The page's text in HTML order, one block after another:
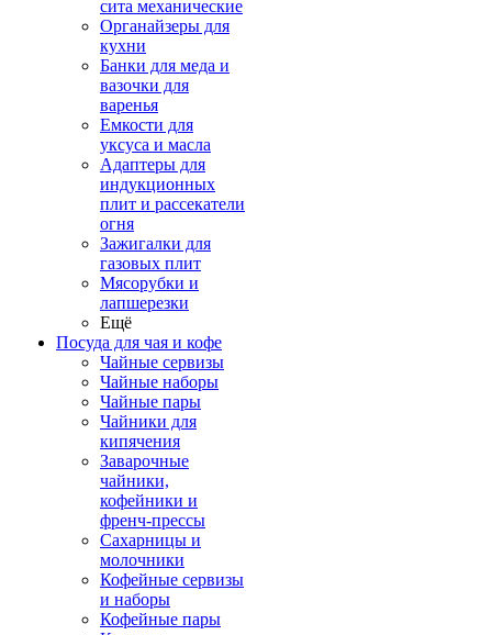
сита механические
Органайзеры для
кухни
Банки для меда и
вазочки для
варенья
Емкости для
уксуса и масла
Адаптеры для
индукционных
плит и рассекатели
огня
Зажигалки для
газовых плит
Мясорубки и
лапшерезки
Ещё
Посуда для чая и кофе
Чайные сервизы
Чайные наборы
Чайные пары
Чайники для
кипячения
Заварочные
чайники,
кофейники и
френч-прессы
Сахарницы и
молочники
Кофейные сервизы
и наборы
Кофейные пары